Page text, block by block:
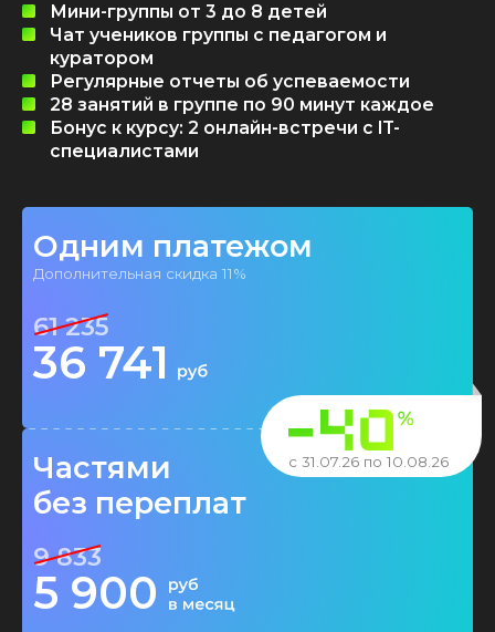
Мини-группы от 3 до 8 детей
Чат учеников группы с педагогом и
куратором
Регулярные отчеты об успеваемости
28 занятий в группе по 90 минут каждое
Бонус к курсу: 2 онлайн-встречи с IT-
специалистами
Одним платежом
Дополнительная скидка 11%
61 235
36 741
Частями
без переплат
9 833
5 900
с 31.07.26 по 10.08.26